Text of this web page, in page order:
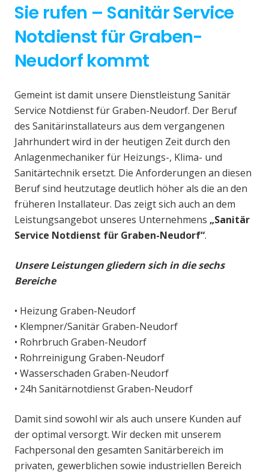
Sie rufen – Sanitär Service
Notdienst für Graben-
Neudorf kommt
Gemeint ist damit unsere Dienstleistung Sanitär
Service Notdienst für Graben-Neudorf. Der Beruf
des Sanitärinstallateurs aus dem vergangenen
Jahrhundert wird in der heutigen Zeit durch den
Anlagenmechaniker für Heizungs-, Klima- und
Sanitärtechnik ersetzt. Die Anforderungen an diesen
Beruf sind heutzutage deutlich höher als die an den
früheren Installateur. Das zeigt sich auch an dem
Leistungsangebot unseres Unternehmens „Sanitär
Service Notdienst für Graben-Neudorf“.
Unsere Leistungen gliedern sich in die sechs
Bereiche
• Heizung Graben-Neudorf
• Klempner/Sanitär Graben-Neudorf
• Rohrbruch Graben-Neudorf
• Rohrreinigung Graben-Neudorf
• Wasserschaden Graben-Neudorf
• 24h Sanitärnotdienst Graben-Neudorf
Damit sind sowohl wir als auch unsere Kunden auf
der optimal versorgt. Wir decken mit unserem
Fachpersonal den gesamten Sanitärbereich im
privaten, gewerblichen sowie industriellen Bereich